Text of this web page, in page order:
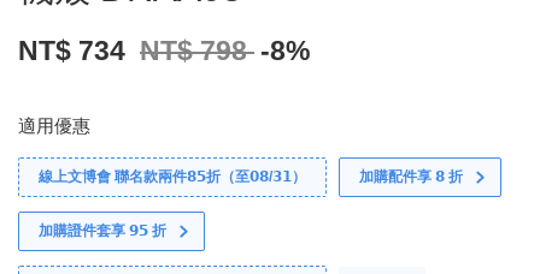
NT$ 734 NT$ 798 -8%
適用優惠
線上文博會 聯名款兩件𝟴𝟱折（至𝟬𝟴/𝟯𝟭） 加購配件享 𝟴 折
加購證件套享 𝟵𝟱 折